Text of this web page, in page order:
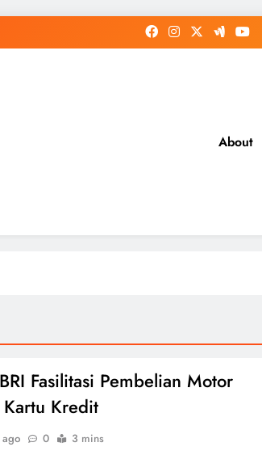
About
Fasilitasi Pembelian Motor
Kartu Kredit
0 3 mins